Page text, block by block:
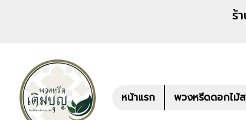
ร้านพวงหรีด เติมบุญ
หน้าแรก พวงหรีดดอกไม้